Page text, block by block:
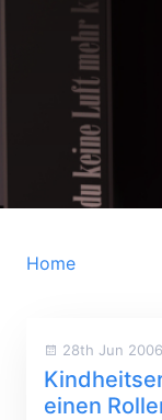
Home
28th Jun 2006
einen